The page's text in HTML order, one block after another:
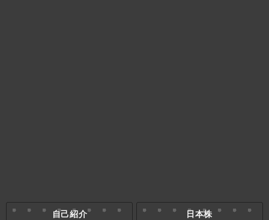
自己紹介 日本株